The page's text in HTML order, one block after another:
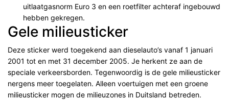
uitlaatgasnorm Euro 3 en een roetfilter achteraf ingebouwd
hebben gekregen.
Gele milieusticker
Deze sticker werd toegekend aan dieselauto’s vanaf 1 januari
2001 tot en met 31 december 2005. Je herkent ze aan de
speciale verkeersborden. Tegenwoordig is de gele milieusticker
nergens meer toegelaten. Alleen voertuigen met een groene
milieusticker mogen de milieuzones in Duitsland betreden.